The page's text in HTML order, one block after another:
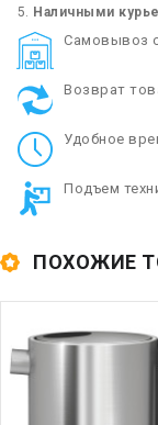
Наличными
Cамовывоз
Возврат
Удобное
Подъем
ПОХОЖИЕ